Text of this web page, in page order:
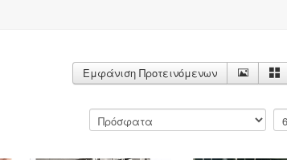
Εμφάνιση Προτεινόμενων